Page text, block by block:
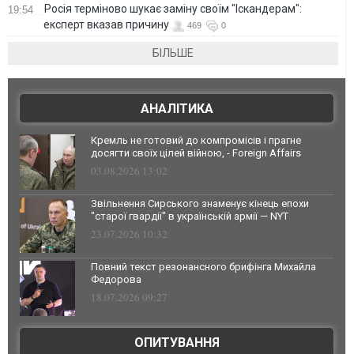
19:54
Росія терміново шукає заміну своїм "Іскандерам":
експерт вказав причину
469 0
БІЛЬШЕ
АНАЛІТИКА
Кремль не готовий до компромісів і прагне
досягти своїх цілей війною, - Foreign Affairs
03.08.2026 13:02
Звільнення Сирського знаменує кінець епохи
"старої гвардії" в українській армії — NYT
23.07.2026 10:32
Повний текст резонансного брифінга Михайла
Федорова
18.07.2026 09:27
ОПИТУВАННЯ